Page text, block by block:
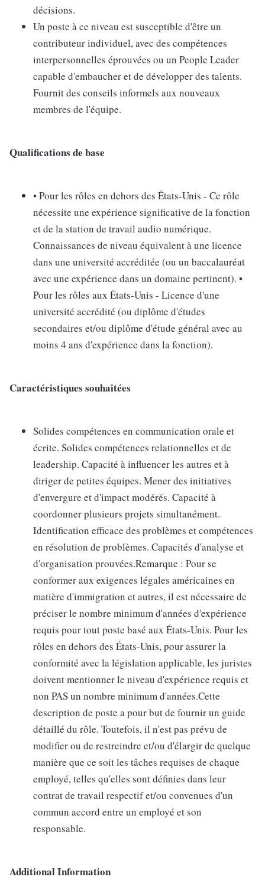
décisions.
Un poste à ce niveau est susceptible d'être un
contributeur individuel, avec des compétences
interpersonnelles éprouvées ou un People Leader
capable d'embaucher et de développer des talents.
Fournit des conseils informels aux nouveaux
membres de l'équipe.
Qualifications de base
• Pour les rôles en dehors des États-Unis - Ce rôle
nécessite une expérience significative de la fonction
et de la station de travail audio numérique.
Connaissances de niveau équivalent à une licence
dans une université accréditée (ou un baccalauréat
avec une expérience dans un domaine pertinent). •
Pour les rôles aux États-Unis - Licence d'une
université accrédité (ou diplôme d'études
secondaires et/ou diplôme d'étude général avec au
moins 4 ans d'expérience dans la fonction).
Caractéristiques souhaitées
Solides compétences en communication orale et
écrite. Solides compétences relationnelles et de
leadership. Capacité à influencer les autres et à
diriger de petites équipes. Mener des initiatives
d'envergure et d'impact modérés. Capacité à
coordonner plusieurs projets simultanément.
Identification efficace des problèmes et compétences
en résolution de problèmes. Capacités d'analyse et
d'organisation prouvées.Remarque : Pour se
conformer aux exigences légales américaines en
matière d'immigration et autres, il est nécessaire de
préciser le nombre minimum d'années d'expérience
requis pour tout poste basé aux États-Unis. Pour les
rôles en dehors des États-Unis, pour assurer la
conformité avec la législation applicable, les juristes
doivent mentionner le niveau d'expérience requis et
non PAS un nombre minimum d'années.Cette
description de poste a pour but de fournir un guide
détaillé du rôle. Toutefois, il n'est pas prévu de
modifier ou de restreindre et/ou d'élargir de quelque
manière que ce soit les tâches requises de chaque
employé, telles qu'elles sont définies dans leur
contrat de travail respectif et/ou convenues d'un
commun accord entre un employé et son
responsable.
Additional Information